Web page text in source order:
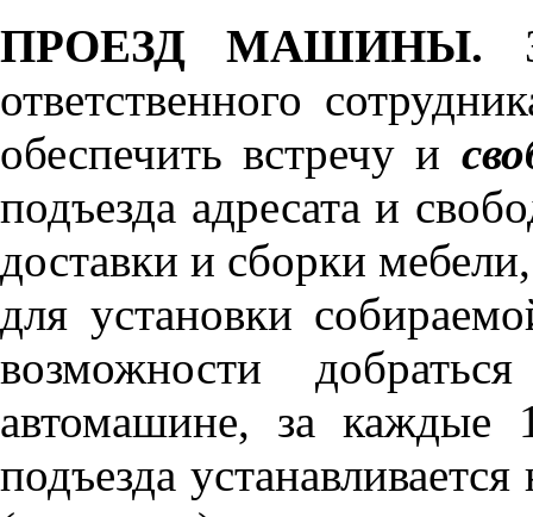
ПРОЕЗД МАШИНЫ.
ответственного
обеспечить встречу и
подъезда адресата и
доставки и сборки
для установки
возможности
автомашине, за каждые
подъезда